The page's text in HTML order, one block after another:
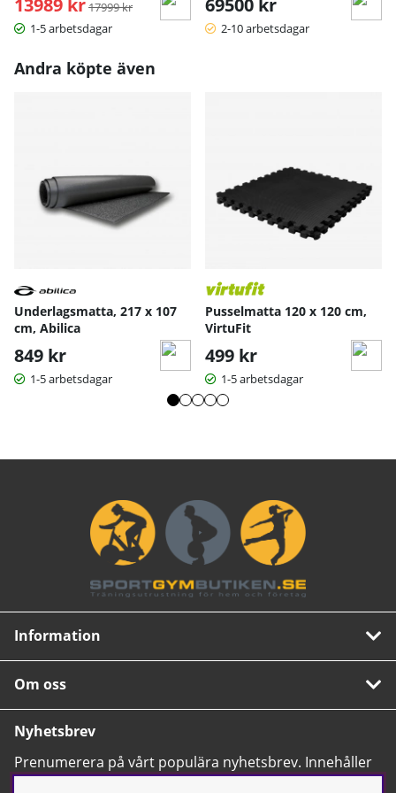
+ Genialisk rullknapp, Zwift-kompatibel, grymt prisvärde
- Knappar ger ett billigt intryck
17999 kr
1-5 arbetsdagar
2-10 arbetsdagar
Andra köpte även
Underlagsmatta, 217 x 107
cm, Abilica
849 kr
1-5 arbetsdagar
Pusselmatta 120 x 120 cm,
VirtuFit
499 kr
1-5 arbetsdagar
Information
Om oss
Nyhetsbrev
Prenumerera på vårt populära nyhetsbrev. Innehåller
tips, nyheter och våra allra bästa erbjudanden.